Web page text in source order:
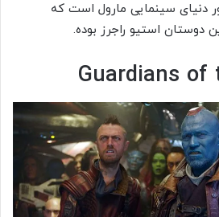
دنیای سینمایی مارول است که
دوستان استیو راجرز بوده.